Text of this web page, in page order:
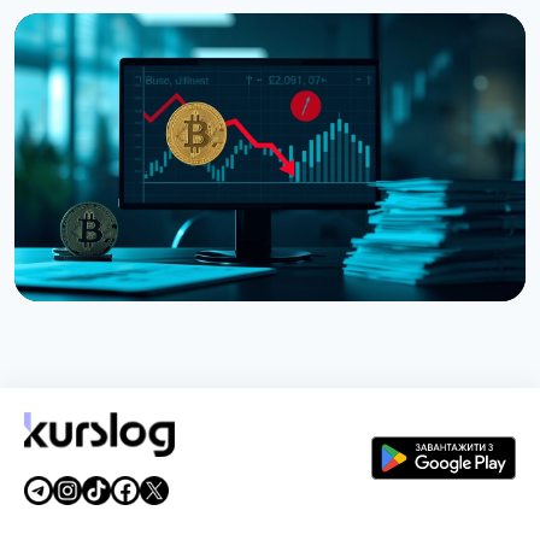
Ведучий CNBC Джим Крамер продає Bitcoin через
квантову загрозу від IBM
5 серпня 2026 р. 4 хв читання
31 липня 2026 р.5 хв читання